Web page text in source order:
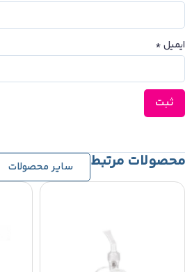
ایمیل*
محصولات مرتبط سایر محصولات